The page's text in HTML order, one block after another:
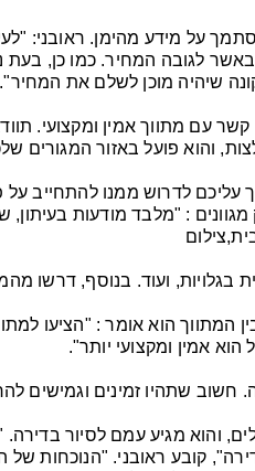
על מידע מהימן. ראובני:
לגובה המחיר. כמו כן, בעת
שיהיה מוכן לשלם את המחיר".
עם מתווך אמין ומקצועי.
והוא פועל באזור המגורים
עליכם לדרוש ממנו להתחייב על
: "מלבד מודעות בעיתון,
בגלויות, ועוד. בנוסף, דרשו
אמין ומקצועי יותר".
חשוב שתהיו זמינים וגמישים
והוא מגיע עמם לסיור
קובע ראובני. "הנוכחות של